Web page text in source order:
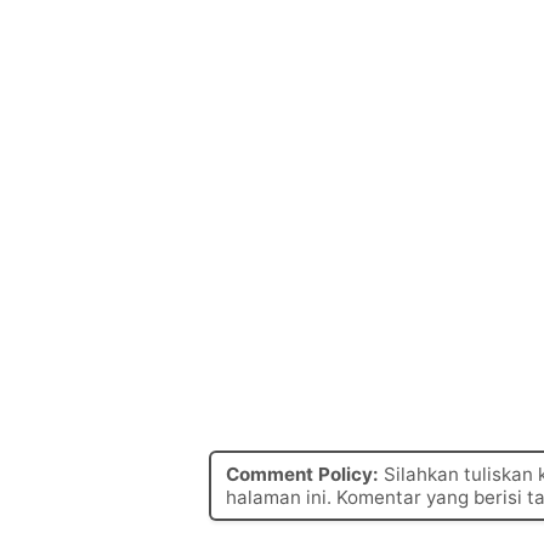
Comment Policy: Silahkan tuliskan
halaman ini. Komentar yang berisi